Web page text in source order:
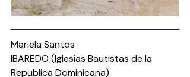
Mariela Santos
IBAREDO (Iglesias Bautistas de la
Republica Dominicana)